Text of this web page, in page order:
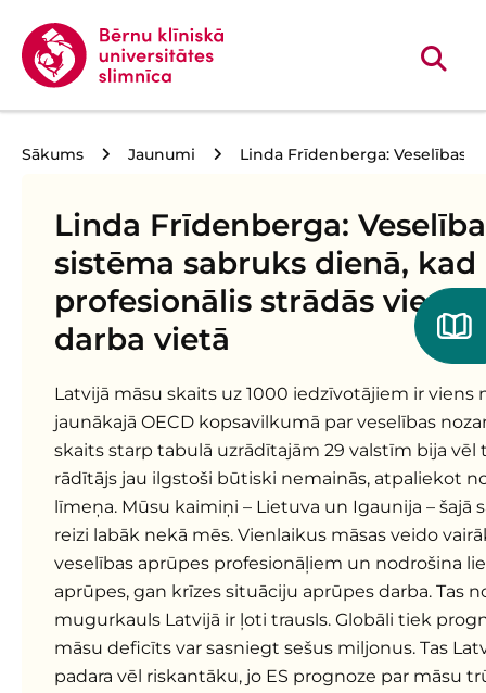
Sākums Jaunumi Linda Frīdenberga: Veselības
Linda Frīdenberga:
sistēma sabruks dienā,
profesionālis strādās vienu
darba vietā
Latvijā māsu skaits uz 1000 iedzīvotājiem ir viens
jaunākajā OECD kopsavilkumā par veselības
skaits starp tabulā uzrādītajām 29 valstīm bija vēl
rādītājs jau ilgstoši būtiski nemainās, atpaliekot
līmeņa. Mūsu kaimiņi – Lietuva un Igaunija – šajā
reizi labāk nekā mēs. Vienlaikus māsas veido
veselības aprūpes profesionāļiem un nodrošina
aprūpes, gan krīzes situāciju aprūpes darba. Tas
mugurkauls Latvijā ir ļoti trausls. Globāli tiek
māsu deficīts var sasniegt sešus miljonus. Tas
padara vēl riskantāku, jo ES prognoze par māsu